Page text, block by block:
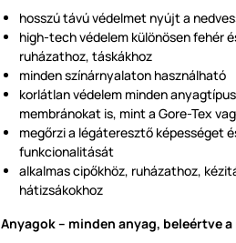
hosszú távú védelmet nyújt a
high-tech védelem különösen fehér
ruházathoz, táskákhoz
minden színárnyalaton használható
korlátlan védelem minden
membránokat is, mint a Gore-Tex
megőrzi a légáteresztő képességet
funkcionalitását
alkalmas cipőkhöz, ruházathoz,
hátizsákokhoz
Anyagok – minden anyag, beleértve